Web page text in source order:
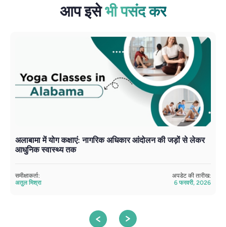
आप इसेभी पसंद कर
अलाबामा में योग कक्षाएं: नागरिक अधिकार आंदोलन की जड़ों से लेकर
आधुनिक स्वास्थ्य तक
समीक्षाकर्ता:
अतुल मिश्रा
अपडेट की तारीख:
6 फरवरी, 2026